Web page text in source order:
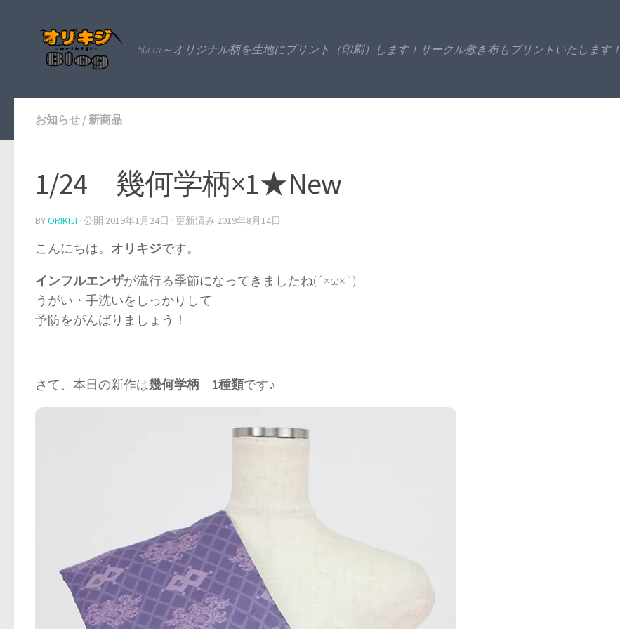
50cm～オリジナル柄を生地にプリント（印刷）します！サークル敷き布もプリントいたします！
お知らせ / 新商品
1/24 幾何学柄×1★New
BYORIKIJI · 公開 2019年1月24日 · 更新済み 2019年8月14日
こんにちは。 オリキジです。
インフルエンザが流行る季節になってきましたね(´×ω×`)
うがい・手洗いをしっかりして
予防をがんばりましょう！
さて、本日の新作は幾何学柄 1種類です♪